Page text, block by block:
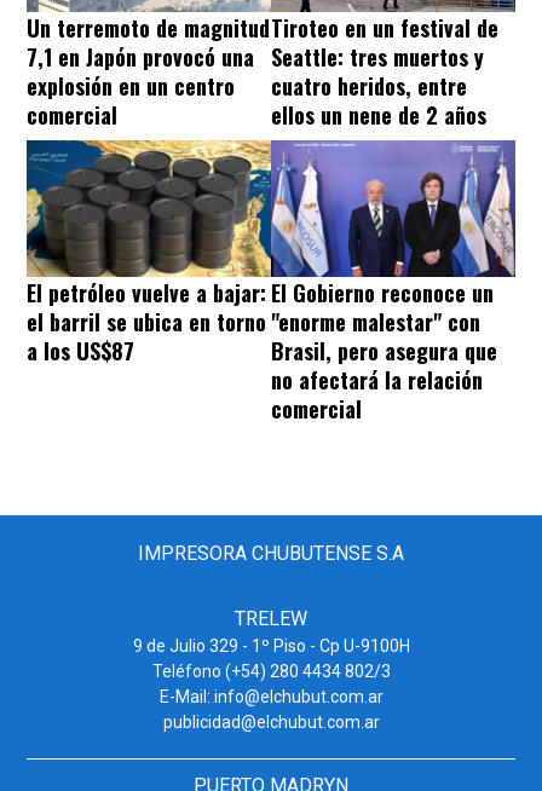
Un terremoto de magnitud
7,1 en Japón provocó una
explosión en un centro
comercial
Tiroteo en un festival de
Seattle: tres muertos y
cuatro heridos, entre
ellos un nene de 2 años
El petróleo vuelve a bajar:
el barril se ubica en torno
a los US$87
El Gobierno reconoce un
"enorme malestar" con
Brasil, pero asegura que
no afectará la relación
comercial
IMPRESORA CHUBUTENSE S.A
TRELEW
9 de Julio 329 - 1º Piso - Cp U-9100H
Teléfono (+54) 280 4434 802/3
E-Mail: info@elchubut.com.ar
publicidad@elchubut.com.ar
PUERTO MADRYN